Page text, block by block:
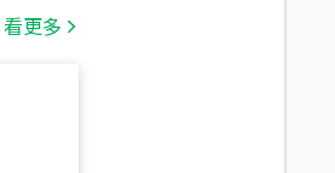
看更多